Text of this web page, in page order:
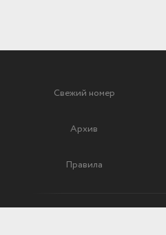
Свежий номер
Архив
Правила